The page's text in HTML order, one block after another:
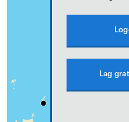
Lag